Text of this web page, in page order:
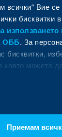
всички“ Вие се
бисквитки
използването
ОББ. За
бисквитки,
която можете
Приемам
ни с
за заявки
банкиране